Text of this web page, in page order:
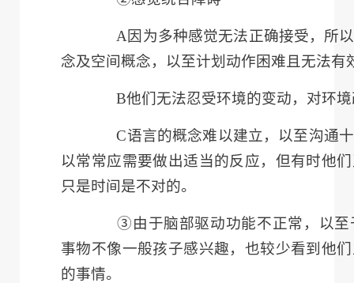
A 因为多种感觉无法正确接受，所
念及空间概念，以至计划动作困难且无法有
B他们无法忍受环境的变动，对环
C语言的概念难以建立，以至沟通
以常常应需要做出适当的反应，但有时他
只是时间是不对的。
③由于脑部驱动功能不正常，以至
事物不像一般孩子感兴趣，也较少看到他
的事情。